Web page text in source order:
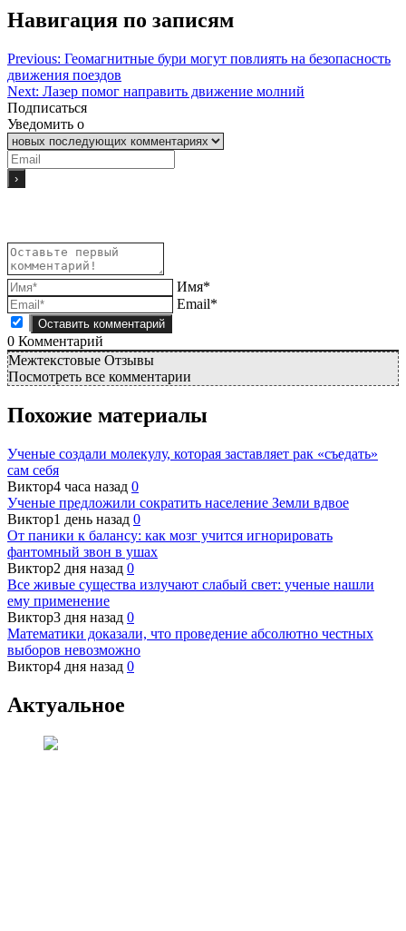
Навигация по записям
Previous: Геомагнитные бури могут повлиять на безопасность
движения поездов
Next: Лазер помог направить движение молний
Подписаться
Уведомить о
Имя*
Email*
0 Комментарий
Межтекстовые Отзывы
Посмотреть все комментарии
Похожие материалы
Ученые создали молекулу, которая заставляет рак «съедать»
сам себя
Виктор4 часа назад 0
Ученые предложили сократить население Земли вдвое
Виктор1 день назад 0
От паники к балансу: как мозг учится игнорировать
фантомный звон в ушах
Виктор2 дня назад 0
Все живые существа излучают слабый свет: ученые нашли
ему применение
Виктор3 дня назад 0
Математики доказали, что проведение абсолютно честных
выборов невозможно
Виктор4 дня назад 0
Актуальное